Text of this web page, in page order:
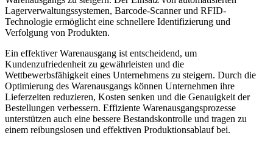
Lagerverwaltungssystemen, Barcode-Scanner und RFID-
Technologie ermöglicht eine schnellere Identifizierung und
Verfolgung von Produkten.
Ein effektiver Warenausgang ist entscheidend, um
Kundenzufriedenheit zu gewährleisten und die
Wettbewerbsfähigkeit eines Unternehmens zu steigern. Durch die
Optimierung des Warenausgangs können Unternehmen ihre
Lieferzeiten reduzieren, Kosten senken und die Genauigkeit der
Bestellungen verbessern. Effiziente Warenausgangsprozesse
unterstützen auch eine bessere Bestandskontrolle und tragen zu
einem reibungslosen und effektiven Produktionsablauf bei.